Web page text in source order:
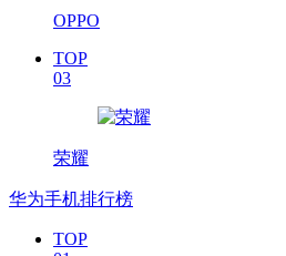
OPPO
TOP
03
荣耀
华为手机排行榜
TOP